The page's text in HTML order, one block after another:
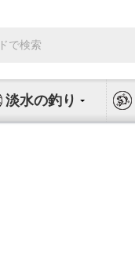
淡水の釣り